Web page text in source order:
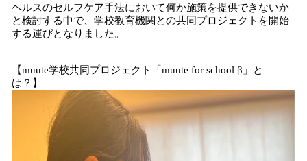
ヘルスのセルフケア手法において何か施策を提供できないか
と検討する中で、学校教育機関との共同プロジェクトを開始
する運びとなりました。
【muute学校共同プロジェクト「muute for school β」と
は？】